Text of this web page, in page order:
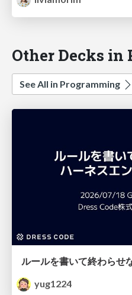
Other Decks in
See All in Programming
yug1224